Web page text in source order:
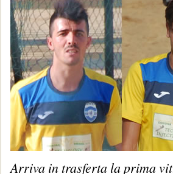
Arriva in trasferta la prima